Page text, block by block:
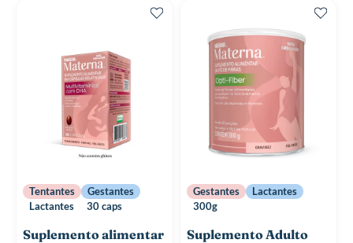
Tentantes
Gestantes
Lactantes
30 caps
Suplemento alimentar
Gestantes
Lactantes
300g
Suplemento Adulto